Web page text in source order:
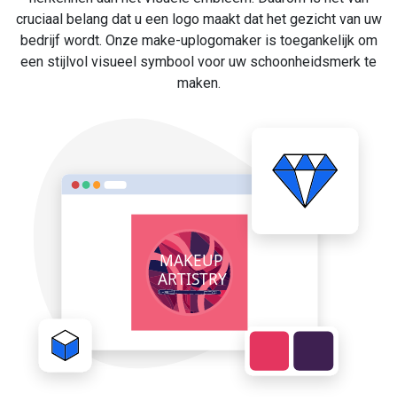
cruciaal belang dat u een logo maakt dat het gezicht van uw
bedrijf wordt. Onze make-uplogomaker is toegankelijk om
een stijlvol visueel symbool voor uw schoonheidsmerk te
maken.